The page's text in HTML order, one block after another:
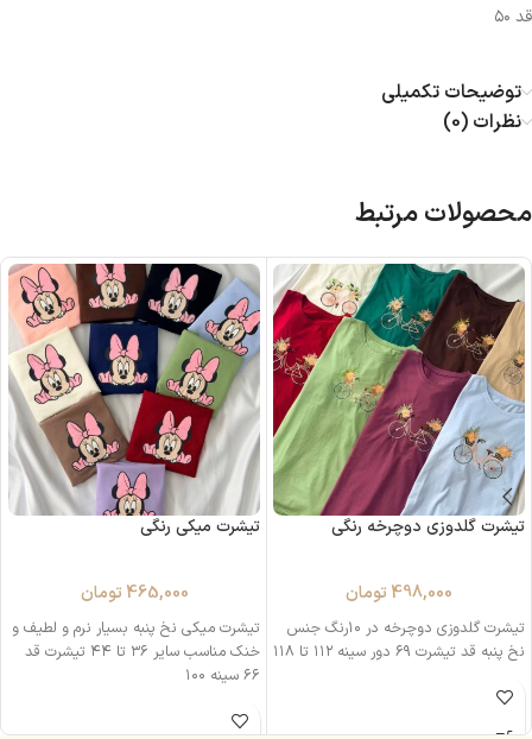
قد ۵۰
توضیحات تکمیلی
نظرات (0)
محصولات مرتبط
تیشرت گلدوزی دوچرخه رنگی
498,000 تومان
تیشرت گلدوزی دوچرخه در ۱۰‌رنگ جنس
نخ پنبه قد تیشرت ۶۹ دور سینه ۱۱۲ تا ۱۱۸
تیشرت میکی رنگی
465,000 تومان
تیشرت میکی نخ پنبه بسیار نرم و لطیف و
خنک مناسب سایر ۳۶ تا ۴۴ تیشرت قد
۶۶ سینه ۱۰۰